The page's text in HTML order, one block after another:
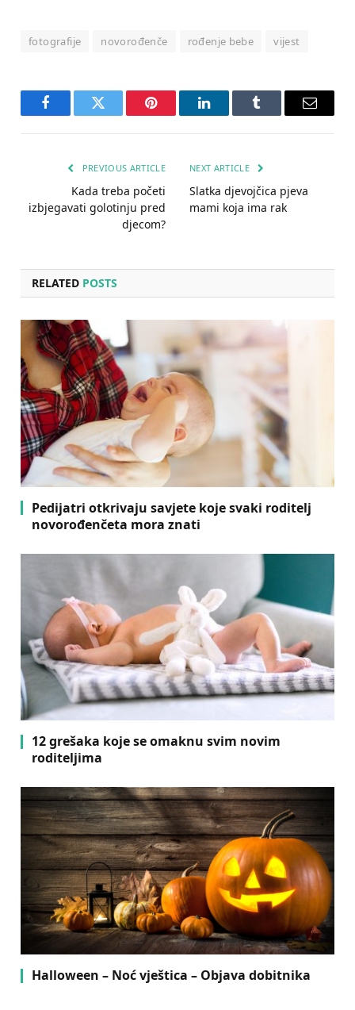
fotografije novorođenče rođenje bebe vijest
FacebookTwitter Pinterest LinkedInTumblr Email
PREVIOUS ARTICLE
Kada treba početi
izbjegavati golotinju pred
djecom?
NEXT ARTICLE
Slatka djevojčica pjeva
mami koja ima rak
RELATED POSTS
Pedijatri otkrivaju savjete koje svaki roditelj
novorođenčeta mora znati
12 grešaka koje se omaknu svim novim
roditeljima
Halloween – Noć vještica – Objava dobitnika